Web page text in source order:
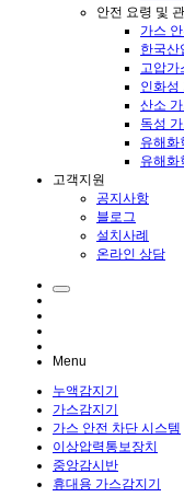
안전 요령 및
가스
한국산
고압가
인화성
산소
독성
유해화
유해화
고객지원
공지사항
블로그
설치사례
온라인 상담
Menu
누액감지기
가스감지기
가스 안전 차단 시스템
이상압력통보장치
중앙감시반
휴대용 가스감지기